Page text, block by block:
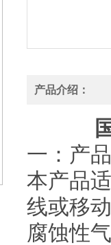
产品介绍：
一：产
本产品
线或移
腐蚀性